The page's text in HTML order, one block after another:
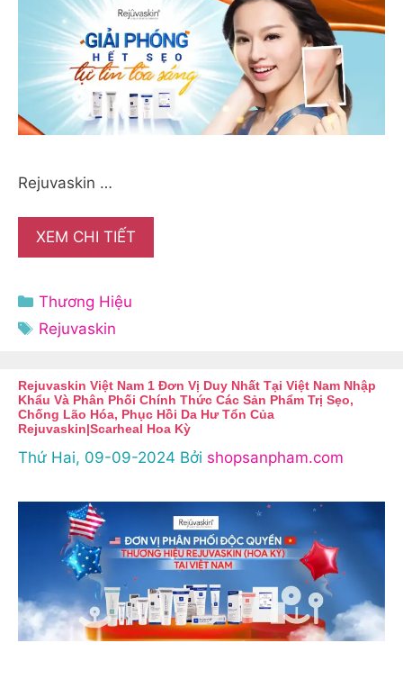
Rejuvaskin …
XEM CHI TIẾT
Danh
mục
Thương Hiệu
Thẻ
Rejuvaskin
Rejuvaskin Việt Nam 1 Đơn Vị Duy Nhất Tại Việt Nam Nhập
Khẩu Và Phân Phối Chính Thức Các Sản Phẩm Trị Sẹo,
Chống Lão Hóa, Phục Hồi Da Hư Tổn Của
Rejuvaskin|scarheal Hoa Kỳ
Thứ Hai, 09-09-2024 Bởi shopsanpham.com